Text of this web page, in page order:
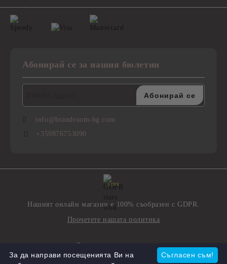
Абонирай се за нашия бюлетин
info@brandroom-bg.com
+359876753090
GDPR
Нашият онлайн магазин е 100% съобразен с GDPR.
Прочетете нашата политика
Съгласен съм!
За да направи посещенията Ви на